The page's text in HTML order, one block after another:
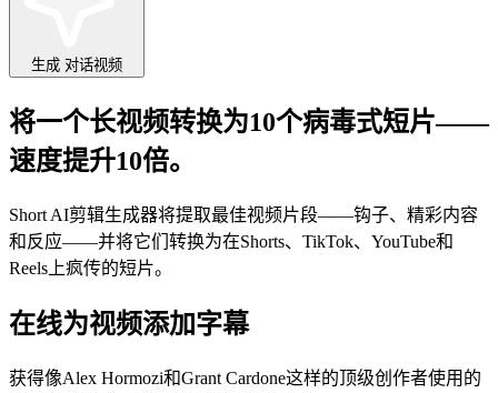
生成 对话视频
将一个长视频转换为10个病毒式短片——
速度提升10倍。
Short AI剪辑生成器将提取最佳视频片段——钩子、精彩内容
和反应——并将它们转换为在Shorts、TikTok、YouTube和
Reels上疯传的短片。
在线为视频添加字幕
获得像Alex Hormozi和Grant Cardone这样的顶级创作者使用的